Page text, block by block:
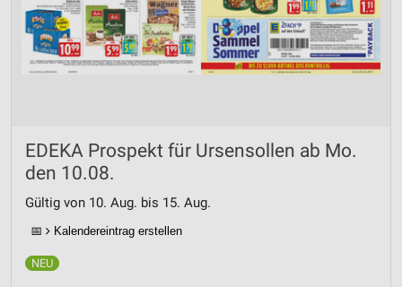
EDEKA Prospekt für Ursensollen ab Mo.
den 10.08.
Gültig von 10. Aug. bis 15. Aug.
📅 Kalendereintrag erstellen